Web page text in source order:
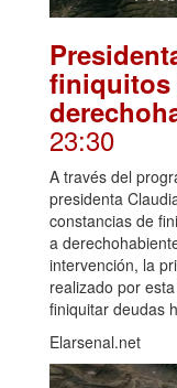
finiquitos
23:30
A través del
presidenta
constancias de
a
intervención, la
realizado por
finiquitar deudas
Elarsenal.net